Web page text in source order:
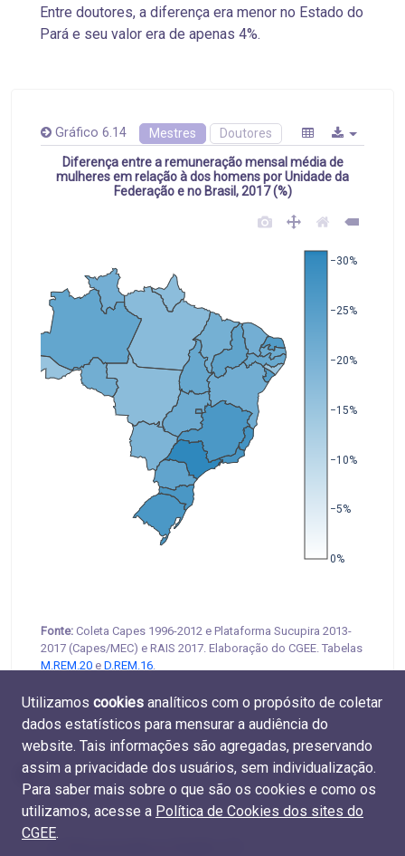
Entre doutores, a diferença era menor no Estado do
Pará e seu valor era de apenas 4%.
Gráfico 6.14 Mestres Doutores
Diferença entre a remuneração mensal média de
mulheres em relação à dos homens por Unidade da
Federação e no Brasil, 2017 (%)
0%
−5%
−10%
−15%
−20%
−25%
−30%
Fonte: Coleta Capes 1996-2012 e Plataforma Sucupira 2013-
2017 (Capes/MEC) e RAIS 2017. Elaboração do CGEE. Tabelas
M.REM.20 e D.REM.16
Utilizamos cookies analíticos com o propósito de coletar
dados estatísticos para mensurar a audiência do
website. Tais informações são agregadas, preservando
assim a privacidade dos usuários, sem individualização.
Para saber mais sobre o que são os cookies e como os
utilizamos, acesse a Política de Cookies dos sites do
CGEE.